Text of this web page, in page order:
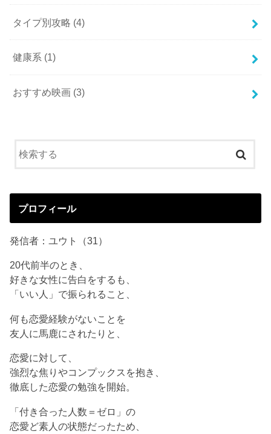
タイプ別攻略 (4)
健康系 (1)
おすすめ映画 (3)
プロフィール
発信者：ユウト（31）
20代前半のとき、
好きな女性に告白をするも、
「いい人」で振られること、
何も恋愛経験がないことを
友人に馬鹿にされたりと、
恋愛に対して、
強烈な焦りやコンプックスを抱き、
徹底した恋愛の勉強を開始。
「付き合った人数＝ゼロ」の
恋愛ど素人の状態だったため、